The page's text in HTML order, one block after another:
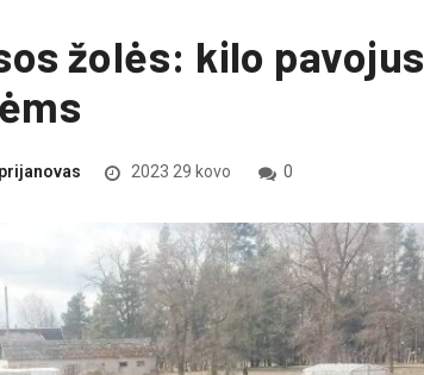
žolės: kilo pavojus
2023 29 kovo 0